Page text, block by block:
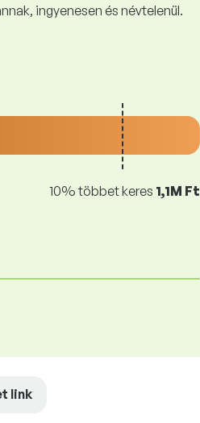
ingyenesen és névtelenül.
10% többet keres 1,1M Ft
link